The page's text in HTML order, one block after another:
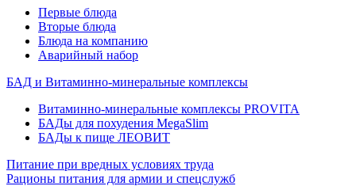
Первые блюда
Вторые блюда
Блюда на компанию
Аварийный набор
БАД и Витаминно-минеральные комплексы
Витаминно-минеральные комплексы PROVITA
БАДы для похудения MegaSlim
БАДы к пище ЛЕОВИТ
Питание при вредных условиях труда
Рационы питания для армии и спецслужб